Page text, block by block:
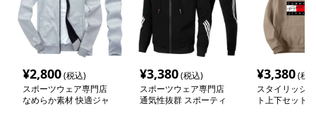
¥2,800(税込)
スポーツウェア専門店
なめらか素材 快適ジャ
¥3,380(税込)
スポーツウェア専門店
通気性抜群 スポーティ
¥3,380(税
スタイリッシ
ト上下セット